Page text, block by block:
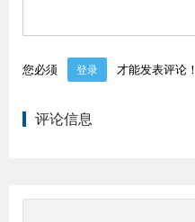
您必须 登录 才能发表评论！
评论信息